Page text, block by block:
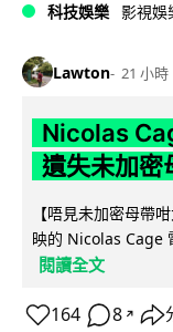
科技娛樂 影視娛
Lawton 21 小時
Nicolas
遺失未加密
【唔見未加密母帶
映的 Nicolas Cage
閱讀全文
164 8 ↗